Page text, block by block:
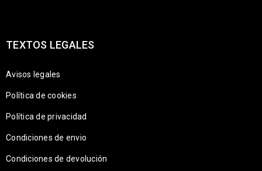
TEXTOS LEGALES
Avisos legales
Política de cookies
Política de privacidad
Condiciones de envio
Condiciones de devolución